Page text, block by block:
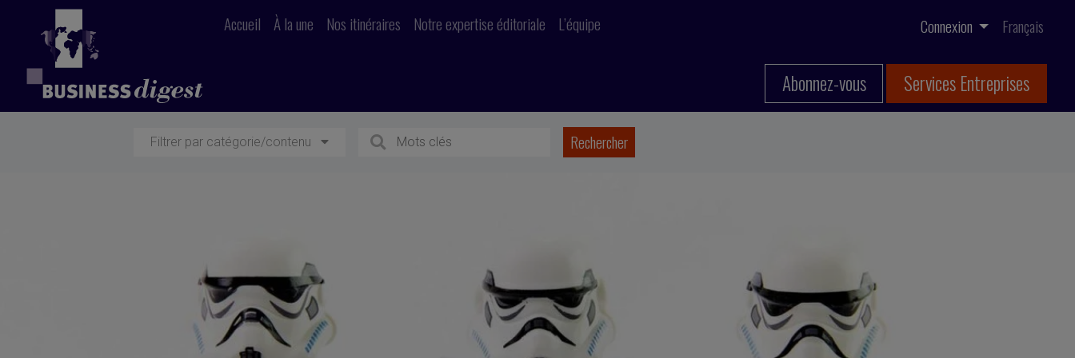
Accueil À la une Nos itinéraires Notre expertise éditoriale L’équipe Connexion Français
Abonnez-vous Services Entreprises
Filtrer par catégorie/contenu